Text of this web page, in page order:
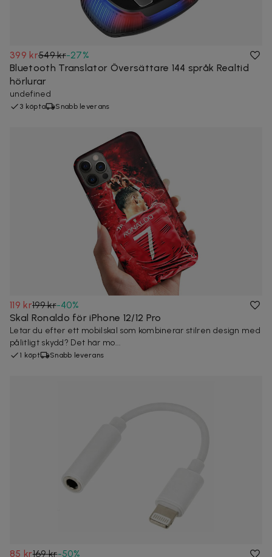
399 kr549 kr-27%
Bluetooth Translator Översättare 144 språk Realtid
hörlurar
undefined
3 köpta Snabb leverans
119 kr199 kr-40%
Skal Ronaldo för iPhone 12/12 Pro
Letar du efter ett mobilskal som kombinerar stilren design med
pålitligt skydd? Det här mo...
1 köpt Snabb leverans
85 kr169 kr-50%